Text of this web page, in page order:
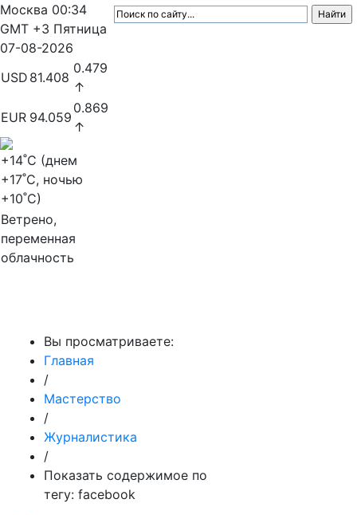
Москва 00:34
GMT +3 Пятница
07-08-2026
USD 81.408
0.479
↑
EUR 94.059
0.869
↑
+14˚C (днем
+17˚C, ночью
+10˚C)
Ветрено,
переменная
облачность
Вы просматриваете:
Главная
/
Мастерство
/
Журналистика
/
Показать содержимое по
тегу: facebook